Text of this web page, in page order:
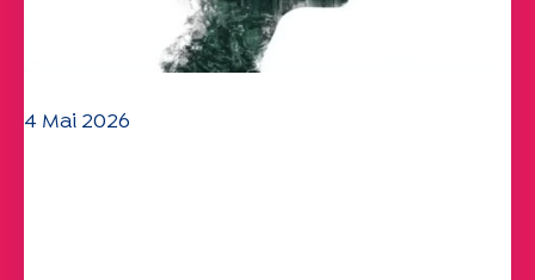
4 Mai 2026